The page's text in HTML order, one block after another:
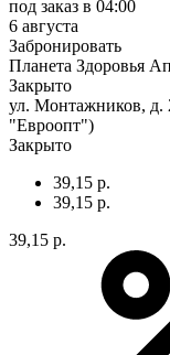
под заказ в 04:00
6 августа
Забронировать
Планета Здоровья
Закрыто
ул. Монтажников,
"Евроопт")
Закрыто
39,15 р.
39,15 р.
39,15 р.